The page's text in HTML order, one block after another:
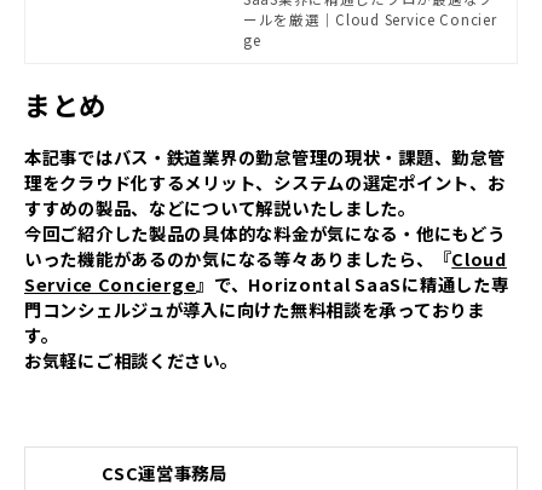
ールを厳選｜Cloud Service Concier
ge
まとめ
本記事ではバス・鉄道業界の勤怠管理の現状・課題、勤怠管
理をクラウド化するメリット、システムの選定ポイント、お
すすめの製品、などについて解説いたしました。
今回ご紹介した製品の具体的な料金が気になる・他にもどう
いった機能があるのか気になる等々ありましたら、『Cloud
Service Concierge』で、Horizontal SaaSに精通した専
門コンシェルジュが導入に向けた無料相談を承っておりま
す。
お気軽にご相談ください。
CSC運営事務局